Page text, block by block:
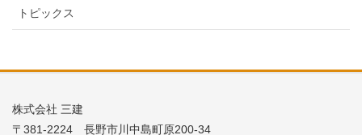
トピックス
株式会社 三建
〒381-2224 長野市川中島町原200-34